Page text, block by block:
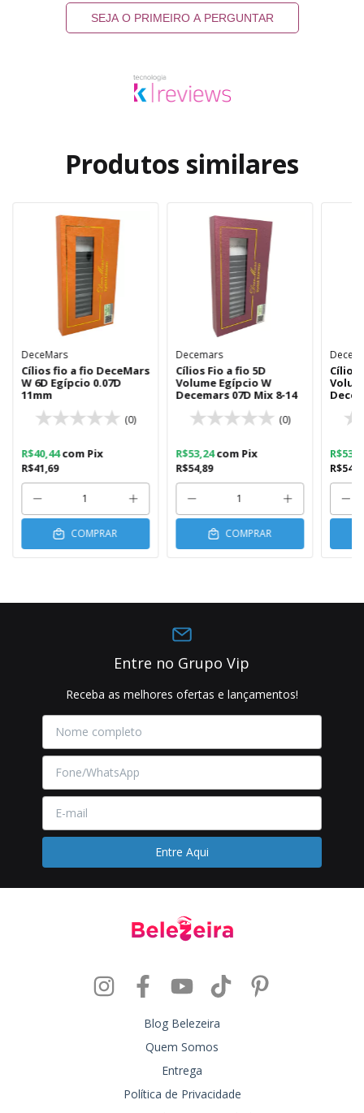
SEJA O PRIMEIRO A PERGUNTAR
Produtos similares
DeceMars
Cílios fio a fio DeceMars
W 6D Egípcio 0.07D
11mm
(0)
R$41,69
R$40,44com Pix
COMPRAR
Decemars
Cílios Fio a fio 5D
Volume Egípcio W
Decemars 07D Mix 8-14
(0)
R$54,89
R$53,24com Pix
COMPRAR
Cílios
Entre no Grupo Vip
Receba as melhores ofertas e lançamentos!
Blog Belezeira
Quem Somos
Entrega
Política de Privacidade